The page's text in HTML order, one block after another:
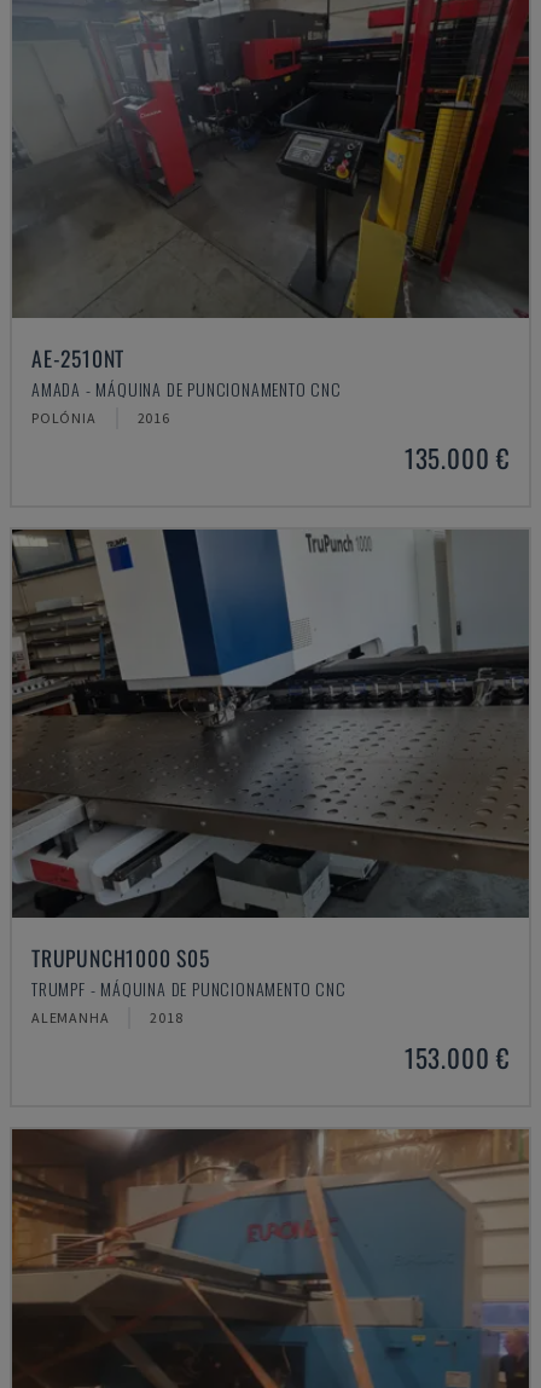
AE-2510NT
AMADA - MÁQUINA DE PUNCIONAMENTO CNC
POLÓNIA 2016
135.000 €
TRUPUNCH1000 S05
TRUMPF - MÁQUINA DE PUNCIONAMENTO CNC
ALEMANHA 2018
153.000 €